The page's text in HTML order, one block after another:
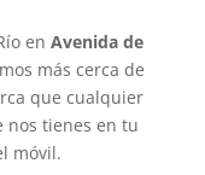
en Avenida de
más cerca de
que cualquier
nos tienes en tu
móvil.